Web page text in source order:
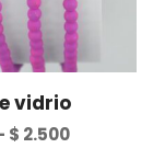
vidrio
$ 2.500